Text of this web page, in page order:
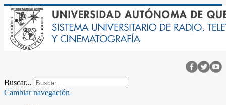
Buscar...
Cambiar navegación